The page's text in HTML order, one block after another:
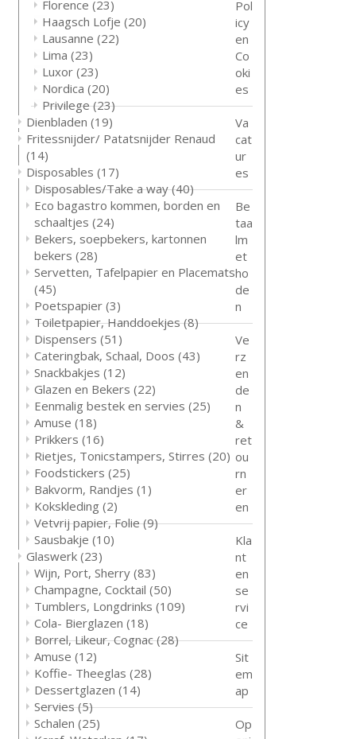
Florence (23)
Haagsch Lofje (20)
Lausanne (22)
Lima (23)
Luxor (23)
Nordica (20)
Privilege(23)
Dienbladen (19)
Fritessnijder/ Patatsnijder Renaud
(14)
Disposables (17)
Disposables/Take a way(40)
Eco bagastro kommen, borden en
schaaltjes (24)
Bekers, soepbekers, kartonnen
bekers (28)
Servetten, Tafelpapier en Placemats
(45)
Poetspapier (3)
Toiletpapier, Handdoekjes(8)
Dispensers (51)
Cateringbak, Schaal, Doos (43)
Snackbakjes (12)
Glazen en Bekers (22)
Eenmalig bestek en servies (25)
Amuse (18)
Prikkers (16)
Rietjes, Tonicstampers, Stirres (20)
Foodstickers (25)
Bakvorm, Randjes (1)
Kokskleding (2)
Vetvrij papier, Folie(9)
Sausbakje (10)
Glaswerk (23)
Wijn, Port, Sherry (83)
Champagne, Cocktail (50)
Tumblers, Longdrinks (109)
Cola- Bierglazen (18)
Borrel, Likeur, Cognac(28)
Amuse (12)
Koffie- Theeglas (28)
Dessertglazen (14)
Servies(5)
Schalen (25)
Pol
icy
en
Co
oki
es
Va
cat
ur
es
Be
taa
lm
et
ho
de
n
Ve
rz
en
de
n
&
ret
ou
rn
er
en
Kla
nt
en
se
rvi
ce
Sit
em
ap
Op